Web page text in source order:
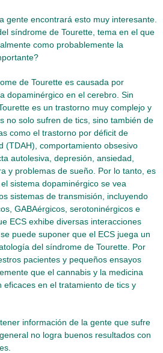
gente encontrará esto muy interesante.
síndrome de Tourette, tema en el que
como probablemente la
de Tourette es causada por
dopaminérgico en el cerebro. Sin
es un trastorno muy complejo y
no solo sufren de tics, sino también de
como el trastorno por déficit de
(TDAH), comportamiento obsesivo
autolesiva, depresión, ansiedad,
y problemas de sueño. Por lo tanto, es
sistema dopaminérgico se vea
sistemas de transmisión, incluyendo
GABAérgicos, serotoninérgicos e
ECS exhibe diversas interacciones
puede suponer que el ECS juega un
del síndrome de Tourette. Por
pacientes y pequeños ensayos
que el cannabis y la medicina
eficaces en el tratamiento de tics y
información de la gente que sufre
no logra buenos resultados con